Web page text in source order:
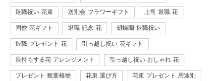
退職祝い 花束 送別会 フラワーギフト 上司 退職 花
同僚 花ギフト 退職 記念 花 胡蝶蘭 退職祝い
退職 プレゼント 花 引っ越し祝い 花ギフト
長持ちする花 アレンジメント 引っ越し祝い おしゃれ 花
プレゼント 観葉植物 花束 選び方 花束 プレゼント 用途別